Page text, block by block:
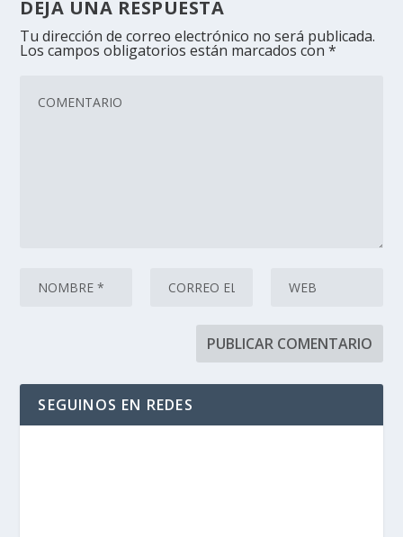
DEJA UNA RESPUESTA
Tu dirección de correo electrónico no será publicada.
Los campos obligatorios están marcados con*
SEGUINOS EN REDES